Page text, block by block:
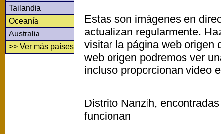
Tailandia
Oceanía
Australia
>> Ver más países
Estas son imágenes en
actualizan regularmente.
visitar la página web origen
web origen podremos ver
incluso proporcionan video
Distrito Nanzih,
funcionan